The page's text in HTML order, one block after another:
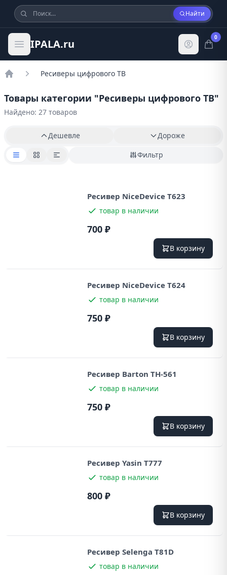
Найти
IPALA.ru
0
Ресиверы цифрового ТВ
Товары категории "Ресиверы цифрового ТВ"
Найдено: 27 товаров
Дешевле
Дороже
Фильтр
Ресивер NiceDevice T623
товар в наличии
700 ₽
В корзину
Ресивер NiceDevice T624
товар в наличии
750 ₽
В корзину
Ресивер Barton TH-561
товар в наличии
750 ₽
В корзину
Ресивер Yasin T777
товар в наличии
800 ₽
В корзину
Ресивер Selenga T81D
товар в наличии